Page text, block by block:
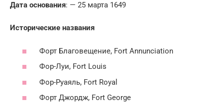
Дата основания: — 25 марта 1649
Исторические названия
Форт Благовещение, Fort Annunciation
Фор-Луи, Fort Louis
Фор-Руаяль, Fort Royal
Форт Джордж, Fort George